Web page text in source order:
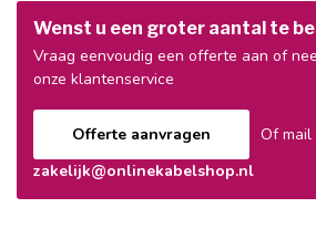
Wenst u een groter aantal te
Vraag eenvoudig een offerte aan of
onze klantenservice
Offerte aanvragen
Of mail
zakelijk@onlinekabelshop.nl